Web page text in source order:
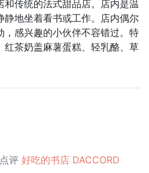
传统的法式甜品店。店内是温
静地坐着看书或工作。店内偶尔
，感兴趣的小伙伴不容错过。特
红茶奶盖麻薯蛋糕、轻乳酪、草
点评 好吃的书店 DACCORD